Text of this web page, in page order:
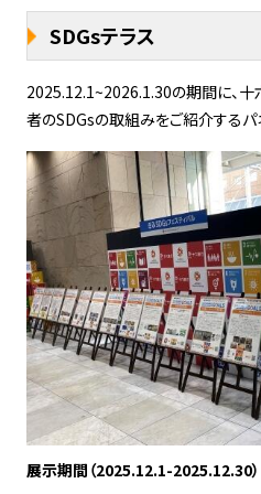
SDGsテラス
2025.12.1~2026.1.30の期間に、
者のSDGsの取組みをご紹介するパ
展示期間（2025.12.1-2025.12.30）